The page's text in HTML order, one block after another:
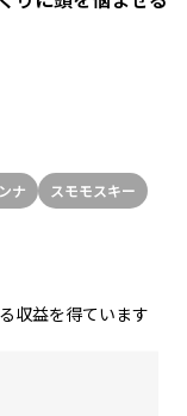
ナ
スモモスキー
収益を得ています